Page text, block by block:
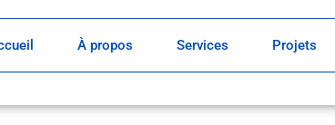
À propos Services Projets